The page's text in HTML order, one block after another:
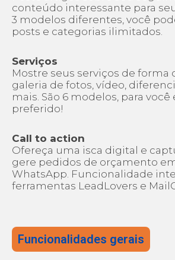
conteúdo interessante para
3 modelos diferentes, você
posts e categorias ilimitados.
Serviços
Mostre seus serviços de forma
galeria de fotos, vídeo,
mais. São 6 modelos, para
preferido!
Call to action
Ofereça uma isca digital e
gere pedidos de orçamento
WhatsApp. Funcionalidade
ferramentas LeadLovers e
Funcionalidades gerais